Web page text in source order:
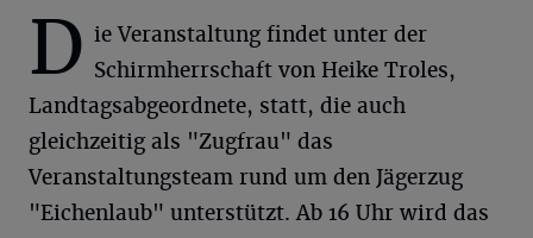
D ie Veranstaltung findet unter der
Schirmherrschaft von Heike Troles,
Landtagsabgeordnete, statt, die auch
gleichzeitig als "Zugfrau" das
Veranstaltungsteam rund um den Jägerzug
"Eichenlaub" unterstützt. Ab 16 Uhr wird das